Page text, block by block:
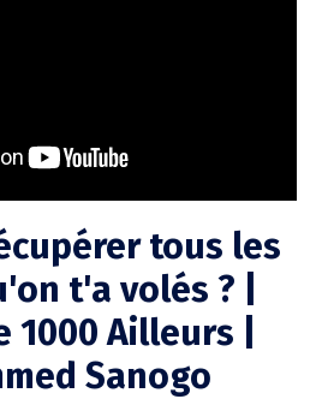
tous les
t'a volés ? |
1000 Ailleurs |
Sanogo